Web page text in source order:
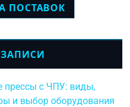
ПОСТАВОК
прессы с ЧПУ: виды,
и выбор оборудования